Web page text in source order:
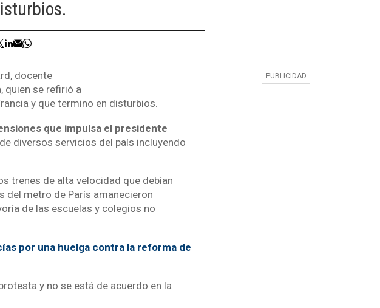
docente
quien se refirió a
y que termino en disturbios.
que impulsa el presidente
diversos servicios del país incluyendo
trenes de alta velocidad que debían
del metro de París amanecieron
de las escuelas y colegios no
por una huelga contra la reforma de
y no se está de acuerdo en la